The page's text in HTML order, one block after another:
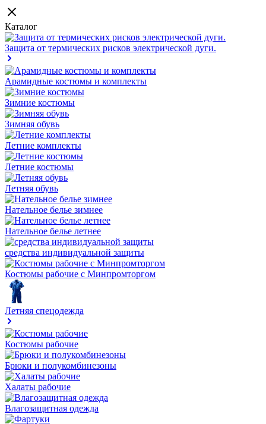
Каталог
Защита от термических рисков электрической дуги.
Арамидные костюмы и комплекты
Зимние костюмы
Зимняя обувь
Летние комплекты
Летние костюмы
Летняя обувь
Нательное белье зимнее
Нательное белье летнее
средства индивидуальной защиты
Костюмы рабочие с Минпромторгом
Летняя спецодежда
Костюмы рабочие
Брюки и полукомбинезоны
Халаты рабочие
Влагозащитная одежда